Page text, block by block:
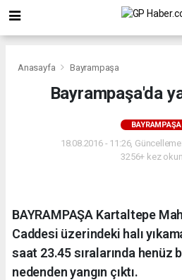
Anasayfa Bayrampaşa
Bayrampaşa'da
BAYRAMPAŞA
18.08.2016 - 11:26,
3256+ kez
BAYRAMPAŞA Kartaltepe
Caddesi üzerindeki halı
saat 23.45 sıralarında henüz
nedenden yangın çıktı.